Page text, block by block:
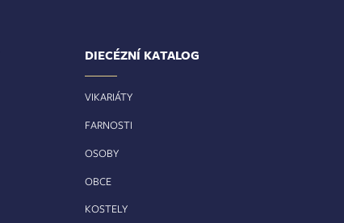
DIECÉZNÍ KATALOG
VIKARIÁTY
FARNOSTI
OSOBY
OBCE
KOSTELY